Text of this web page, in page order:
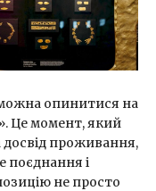
опинитися на
Це момент, який
проживання,
поєднання і
не просто